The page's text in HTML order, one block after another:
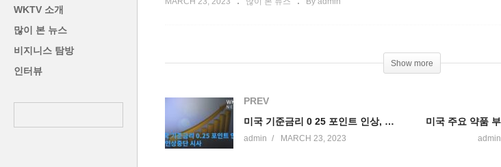
WKTV 소개
많이 본 뉴스
비지니스 탐방
인터뷰
Show more
PREV
미국 기준금리 0 25 포인트 인상, 곧 인상중단 시사
admin MARCH 23, 2023 admin